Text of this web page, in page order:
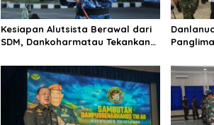
Kesiapan Alutsista Berawal dari
SDM, Dankoharmatau Tekankan
Keselamatan
Bogor